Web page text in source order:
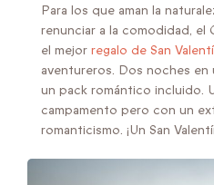
Para los que aman la
renunciar a la comodidad, el
el mejor regalo de San
aventureros. Dos noches
un pack romántico incluido.
campamento pero con un
romanticismo. ¡Un San